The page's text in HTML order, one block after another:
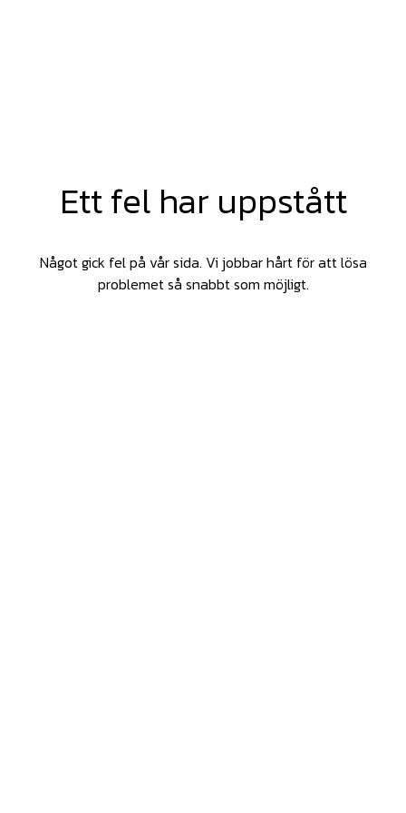
Ett fel har uppstått
Något gick fel på vår sida. Vi jobbar hårt för att lösa
problemet så snabbt som möjligt.